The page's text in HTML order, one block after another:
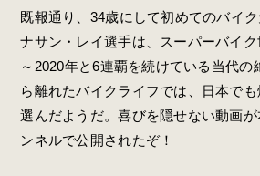
既報通り、34歳にして初めてのバイ
ナサン・レイ選手は、スーパーバイ
～2020年と6連覇を続けている当代の
ら離れたバイクライフでは、日本で
選んだようだ。喜びを隠せない動画が
ンネルで公開されたぞ！